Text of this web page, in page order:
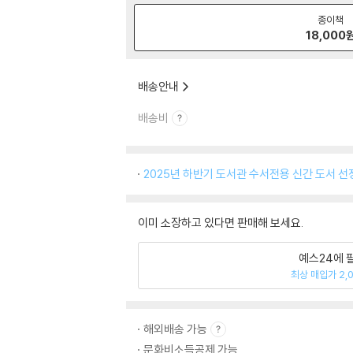
종이책
18,000
배송안내
배송비
2025년 하반기 도서관 수서전용 신간 도서 선
이미 소장하고 있다면 판매해 보세요.
예스24에
최상 매입가
해외배송 가능
문화비소득공제 가능